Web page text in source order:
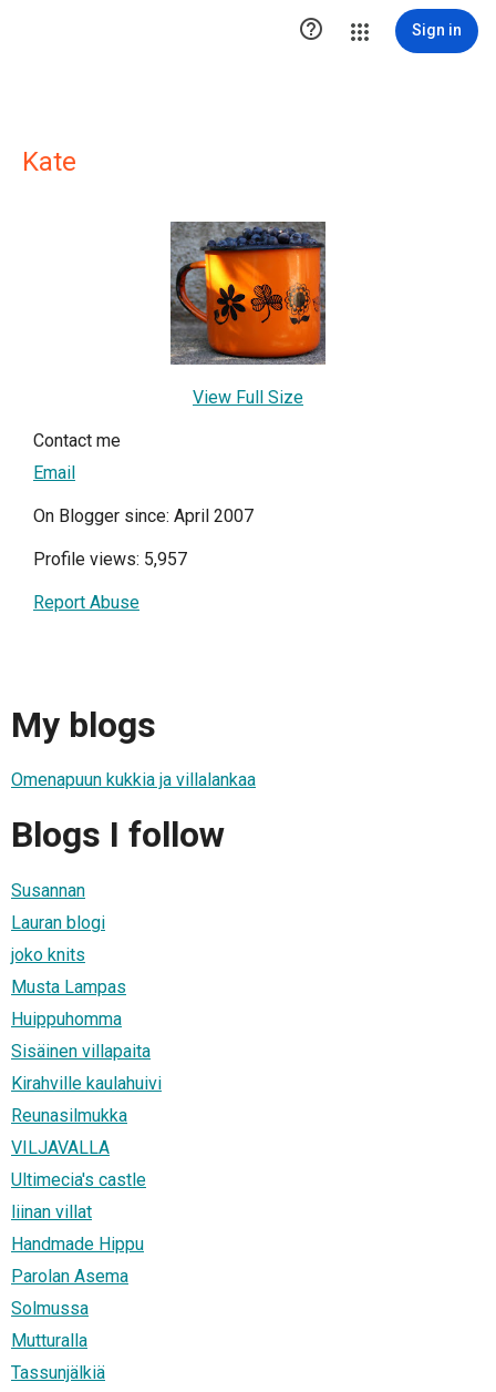
 Sign in
Kate
View Full Size
Contact me
Email
On Blogger since: April 2007
Profile views: 5,957
Report Abuse
My blogs
Omenapuun kukkia ja villalankaa
Blogs I follow
Susannan
Lauran blogi
joko knits
Musta Lampas
Huippuhomma
Sisäinen villapaita
Kirahville kaulahuivi
Reunasilmukka
VILJAVALLA
Ultimecia's castle
liinan villat
Handmade Hippu
Parolan Asema
Solmussa
Mutturalla
Tassunjälkiä